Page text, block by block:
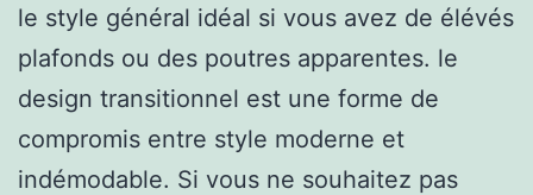
le style général idéal si vous avez de élévés
plafonds ou des poutres apparentes. le
design transitionnel est une forme de
compromis entre style moderne et
indémodable. Si vous ne souhaitez pas